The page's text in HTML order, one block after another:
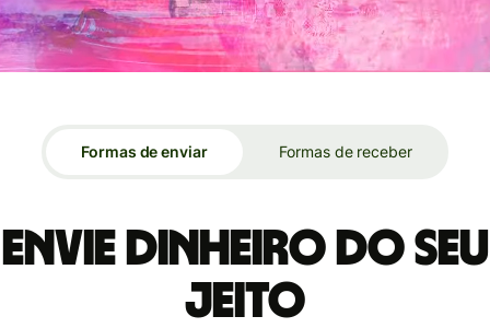
Formas de enviar Formas de receber
Envie dinheiro do seu
jeito